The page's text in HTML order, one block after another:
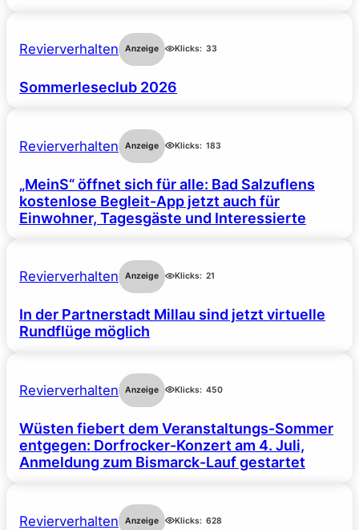
Revierverhalten Anzeige Klicks: 33
Sommerleseclub 2026
Revierverhalten Anzeige Klicks: 183
„MeinS“ öffnet sich für alle: Bad Salzuflens
kostenlose Begleit-App jetzt auch für
Einwohner, Tagesgäste und Interessierte
Revierverhalten Anzeige Klicks: 21
In der Partnerstadt Millau sind jetzt virtuelle
Rundflüge möglich
Revierverhalten Anzeige Klicks: 450
Wüsten fiebert dem Veranstaltungs-Sommer
entgegen: Dorfrocker-Konzert am 4. Juli,
Anmeldung zum Bismarck-Lauf gestartet
Revierverhalten Anzeige Klicks: 628